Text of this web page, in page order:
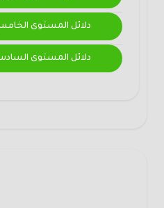
دلائل المستوى
دلائل المستوى